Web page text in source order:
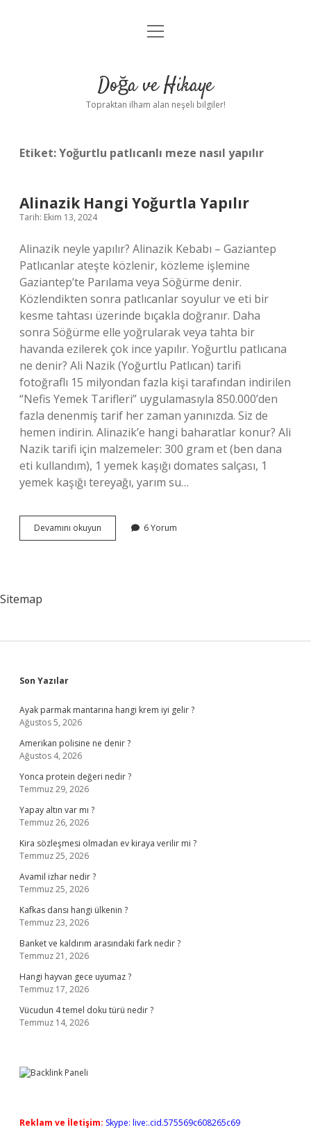
Anasayfa
Yasal Uyarı
menüyü
Doğa ve Hikaye
Topraktan ilham alan neşeli bilgiler!
Etiket:Yoğurtlu patlıcanlı meze nasıl yapılır
Alinazik Hangi Yoğurtla Yapılır
Tarih: Ekim 13, 2024
Alinazik neyle yapılır? Alinazik Kebabı – Gaziantep
Patlıcanlar ateşte közlenir, közleme işlemine
Gaziantep’te Parılama veya Söğürme denir.
Közlendikten sonra patlıcanlar soyulur ve eti bir
kesme tahtası üzerinde bıçakla doğranır. Daha
sonra Söğürme elle yoğrularak veya tahta bir
havanda ezilerek çok ince yapılır. Yoğurtlu patlıcana
ne denir? Ali Nazik (Yoğurtlu Patlıcan) tarifi
fotoğraflı 15 milyondan fazla kişi tarafından indirilen
“Nefis Yemek Tarifleri” uygulamasıyla 850.000’den
fazla denenmiş tarif her zaman yanınızda. Siz de
hemen indirin. Alinazik’e hangi baharatlar konur? Ali
Nazik tarifi için malzemeler: 300 gram et (ben dana
eti kullandım), 1 yemek kaşığı domates salçası, 1
yemek kaşığı tereyağı, yarım su…
Devamını okuyun
Hangi
6 Yorum
Sitemap
Sidebar
Son Yazılar
Ayak parmak mantarına hangi krem iyi gelir ?
Ağustos 5, 2026
Amerikan polisine ne denir ?
Ağustos 4, 2026
Yonca protein değeri nedir ?
Temmuz 29, 2026
Yapay altın var mı ?
Temmuz 26, 2026
Kira sözleşmesi olmadan ev kiraya verilir mi ?
Temmuz 25, 2026
Avamil izhar nedir ?
Temmuz 25, 2026
Kafkas dansı hangi ülkenin ?
Temmuz 23, 2026
Banket ve kaldırım arasındaki fark nedir ?
Temmuz 21, 2026
Hangi hayvan gece uyumaz ?
Temmuz 17, 2026
Vücudun 4 temel doku türü nedir ?
Temmuz 14, 2026
Reklam ve İletişim: Skype: live:.cid.575569c608265c69